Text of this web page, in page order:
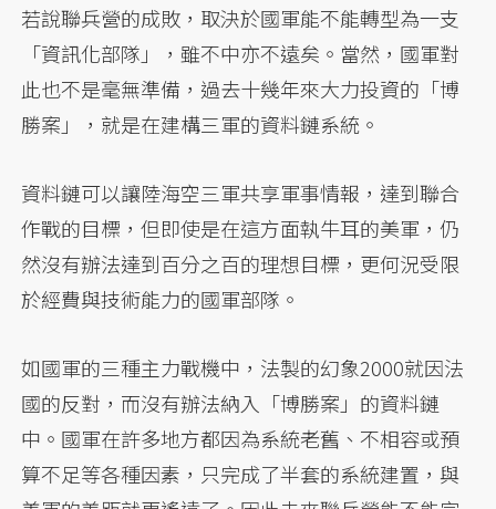
若說聯兵營的成敗，取決於國軍能不能轉型為一支
「資訊化部隊」，雖不中亦不遠矣。當然，國軍對
此也不是毫無準備，過去十幾年來大力投資的「博
勝案」，就是在建構三軍的資料鏈系統。
資料鏈可以讓陸海空三軍共享軍事情報，達到聯合
作戰的目標，但即使是在這方面執牛耳的美軍，仍
然沒有辦法達到百分之百的理想目標，更何況受限
於經費與技術能力的國軍部隊。
如國軍的三種主力戰機中，法製的幻象2000就因法
國的反對，而沒有辦法納入「博勝案」的資料鏈
中。國軍在許多地方都因為系統老舊、不相容或預
算不足等各種因素，只完成了半套的系統建置，與